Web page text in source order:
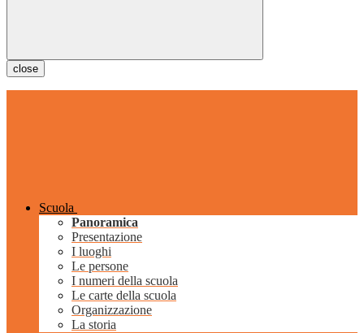
close
Scuola
Panoramica
Presentazione
I luoghi
Le persone
I numeri della scuola
Le carte della scuola
Organizzazione
La storia